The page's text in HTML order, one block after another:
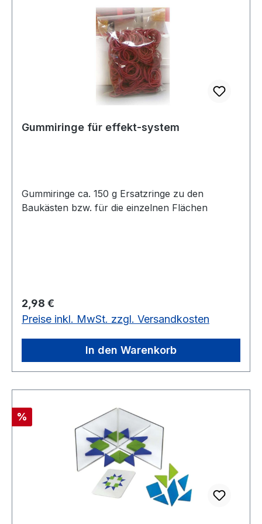
transparent oder farbig (gelb, blau, rot, grün)
Als Ergänzung zu den Baukästen oder einfach
als Startset zum Testen. Video Link:
http://vimeo.com/75240404 (Link kopieren -
neuen Tab öffnen - einfügen -
anschauen)Ergänzende Elemente oder als
Starterset für das effekt-system
Gummiringe für effekt-system
Gummiringe ca. 150 g Ersatzringe zu den
Baukästen bzw. für die einzelnen Flächen
Regulärer Preis:
2,98 €
Preise inkl. MwSt. zzgl. Versandkosten
In den Warenkorb
Rabatt
%